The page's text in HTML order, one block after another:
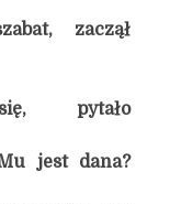
zaczął
pytało
jest dana?